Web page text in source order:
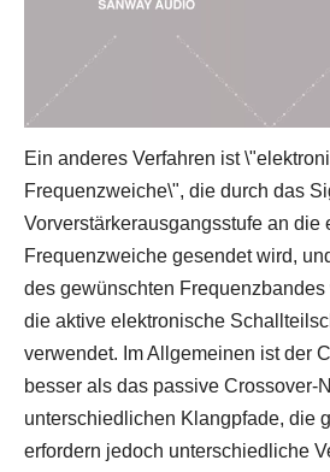
Ein anderes Verfahren ist
Frequenzweiche\", die durch das
Vorverstärkerausgangsstufe an die
Frequenzweiche gesendet wird,
des gewünschten
die aktive elektronische
verwendet. Im Allgemeinen ist der
besser als das passive Crossover-
unterschiedlichen Klangpfade, die
erfordern jedoch unterschiedliche